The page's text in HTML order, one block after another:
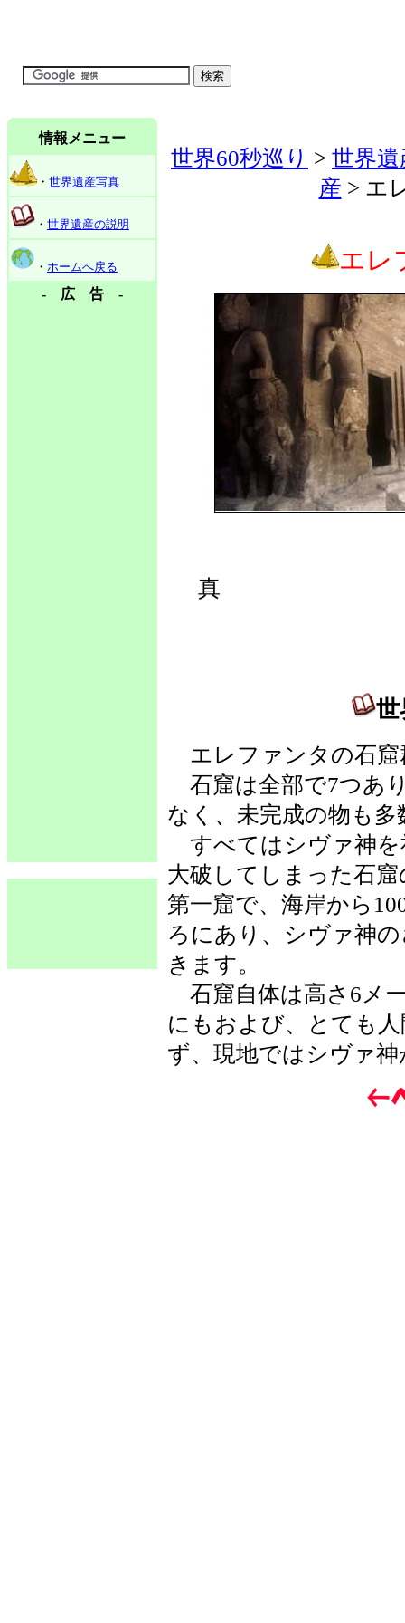
情報メニュー
・ 世界遺産写真
・ 世界遺産の説明
・ ホームへ戻る
- 広 告 -
世界60秒巡り > 世界
産 > エ
エレ
真
世
エレファンタの石窟
石窟は全部で7つあ
なく、未完成の物も
すべてはシヴァ神を
大破してしまった石
第一窟で、海岸から
ろにあり、シヴァ神
きます。
石窟自体は高さ6メ
にもおよび、とても
ず、現地ではシヴァ